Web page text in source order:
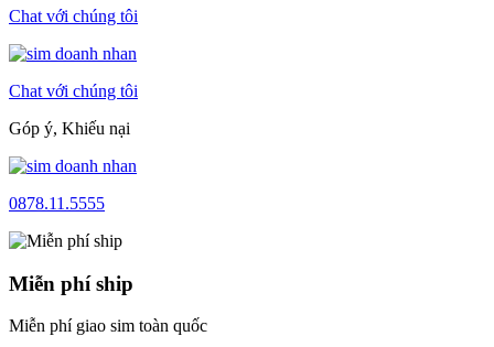
Chat với chúng tôi
Chat với chúng tôi
Góp ý, Khiếu nại
0878.11.5555
Miễn phí ship
Miễn phí giao sim toàn quốc